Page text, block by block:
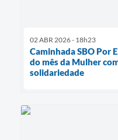
02 ABR 2026 - 18h23
Caminhada SBO Por
do mês da Mulher
solidariedade